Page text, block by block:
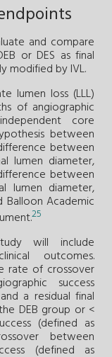
and compare
or DES as final
modified by IVL.
lumen loss (LLL)
of angiographic
core
between
between
lumen diameter,
between
lumen diameter,
Academic
25
will include
outcomes.
rate of crossover
success
a residual final
DEB group or <
(defined as
between
(defined as